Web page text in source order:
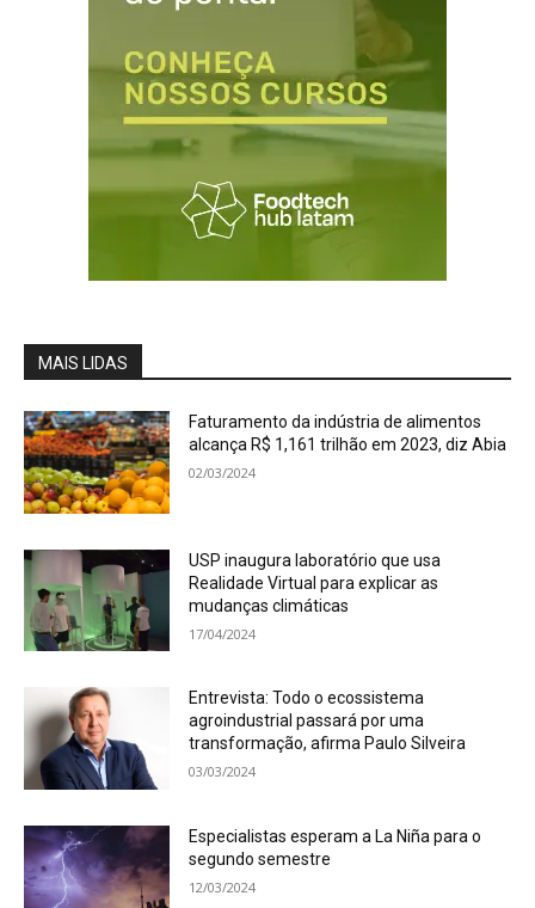
MAIS LIDAS
Faturamento da indústria de alimentos
alcança R$ 1,161 trilhão em 2023, diz Abia
02/03/2024
USP inaugura laboratório que usa
Realidade Virtual para explicar as
mudanças climáticas
17/04/2024
Entrevista: Todo o ecossistema
agroindustrial passará por uma
transformação, afirma Paulo Silveira
03/03/2024
Especialistas esperam a La Niña para o
segundo semestre
12/03/2024